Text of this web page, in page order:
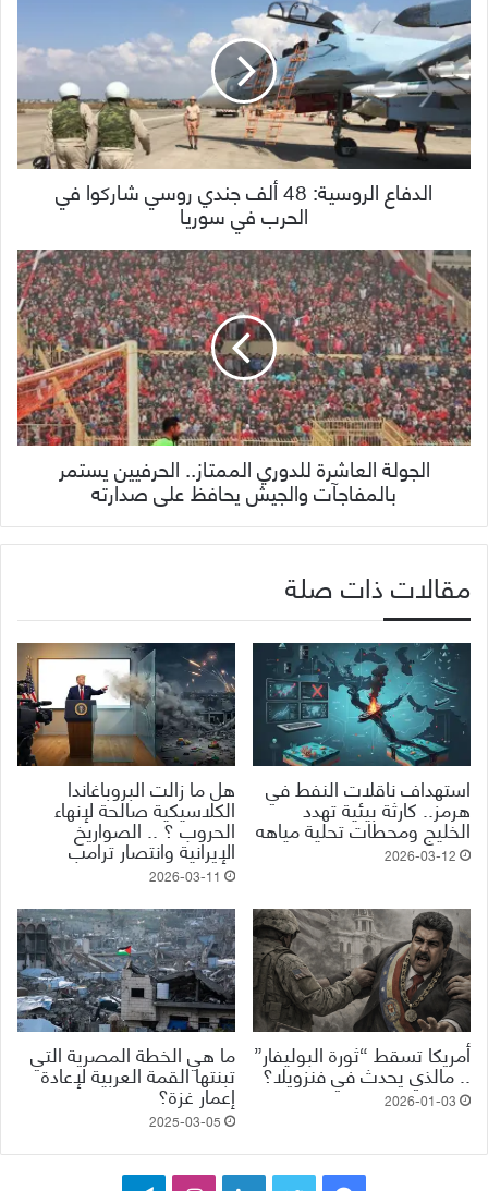
الدفاع الروسية: 48 ألف جندي روسي شاركوا في
الحرب في سوريا
الجولة العاشرة للدوري الممتاز.. الحرفيين يستمر
بالمفاجآت والجيش يحافظ على صدارته
مقالات ذات صلة
استهداف ناقلات النفط في
هرمز.. كارثة بيئية تهدد
الخليج ومحطات تحلية مياهه
2026-03-12
هل ما زالت البروباغاندا
الكلاسيكية صالحة لإنهاء
الحروب ؟ .. الصواريخ
الإيرانية وانتصار ترامب
2026-03-11
أمريكا تسقط “ثورة البوليفار”
.. مالذي يحدث في فنزويلا؟
2026-01-03
ما هي الخطة المصرية التي
تبنتها القمة العربية لإعادة
إعمار غزة؟
2025-03-05